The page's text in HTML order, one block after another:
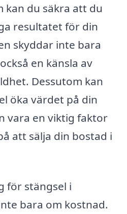
kan du säkra att du
resultatet för din
skyddar inte bara
en känsla av
Dessutom kan
öka värdet på din
vara en viktig faktor
att sälja din bostad i
för stängsel i
bara om kostnad.